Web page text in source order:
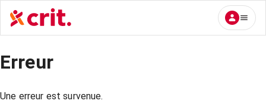
Erreur
Une erreur est survenue.